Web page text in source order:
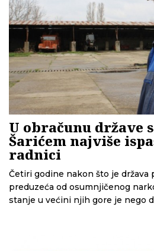
U obračunu države
Šarićem najviše
radnici
Četiri godine nakon što je država
preduzeća od osumnjičenog
stanje u većini njih gore je nego